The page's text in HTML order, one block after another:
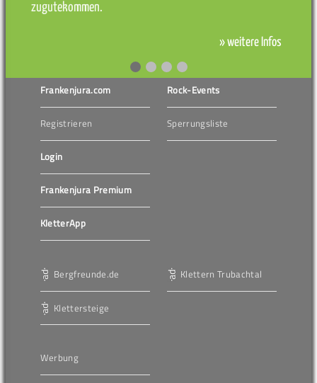
zugutekommen.
» weitere Infos
Frankenjura.com
Registrieren
Login
Frankenjura Premium
KletterApp
Rock-Events
Sperrungsliste
Bergfreunde.de
Klettersteige
Klettern Trubachtal
Werbung